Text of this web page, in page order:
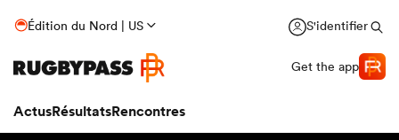
Édition du Nord | US S'identifier
Get the app
ActusRésultatsRencontres